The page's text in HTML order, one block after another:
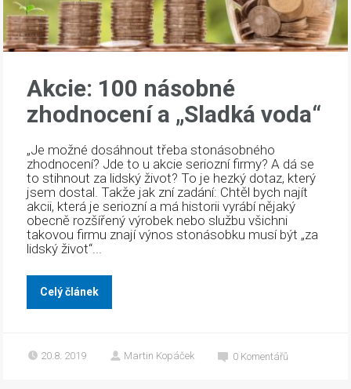
Akcie: 100 násobné
zhodnocení a „Sladká voda“
„Je možné dosáhnout třeba stonásobného
zhodnocení? Jde to u akcie seriozní firmy? A dá se
to stihnout za lidský život? To je hezký dotaz, který
jsem dostal. Takže jak zní zadání: Chtěl bych najít
akcii, která je seriozní a má historii vyrábí nějaký
obecně rozšířený výrobek nebo službu všichni
takovou firmu znají výnos stonásobku musí být „za
lidský život“...
Celý článek
20.8. 2019 Martin Kopáček 0 Komentářů